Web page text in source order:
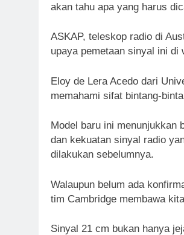
akan tahu apa yang harus
ASKAP, teleskop radio di
upaya pemetaan sinyal ini di
Eloy de Lera Acedo dari
memahami sifat bintang-
Model baru ini menunjukkan
dan kekuatan sinyal radio
dilakukan sebelumnya.
Walaupun belum ada
tim Cambridge membawa
Sinyal 21 cm bukan hanya